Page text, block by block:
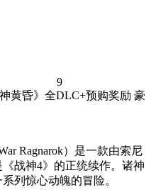
9
Ragnarok）是一款由索尼
战神4》的正统续作。诸神
列惊心动魄的冒险。